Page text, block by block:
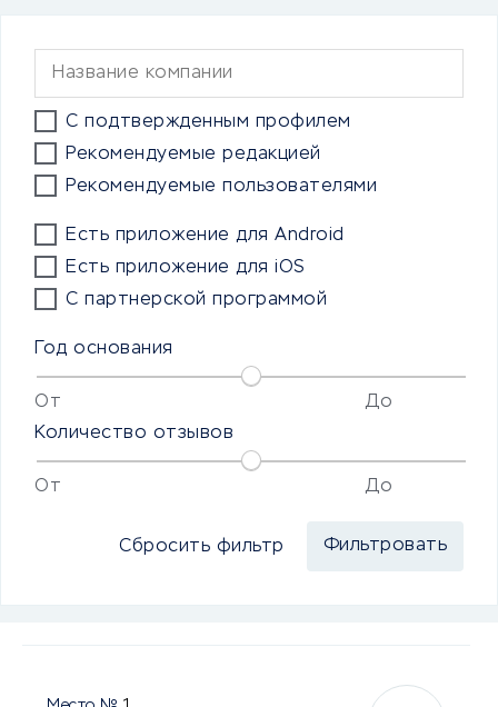
С подтвержденным профилем
Рекомендуемые редакцией
Рекомендуемые пользователями
Есть приложение для Android
Есть приложение для iOS
С партнерской программой
Год основания
От
До
Количество отзывов
От До
Сбросить фильтр